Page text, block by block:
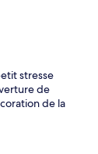
stresse
de
de la